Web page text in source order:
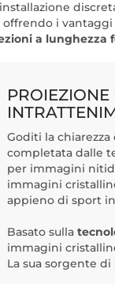
i
a lunghezza
Goditi la
completata dalle
per immagini
immagini
appieno di sport
Basato sulla
immagini
La sua sorgente